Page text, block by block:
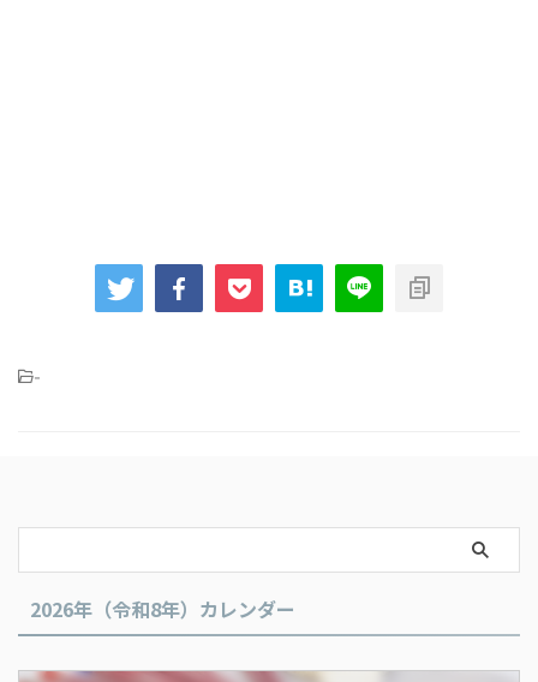
-
2026年（令和8年）カレンダー